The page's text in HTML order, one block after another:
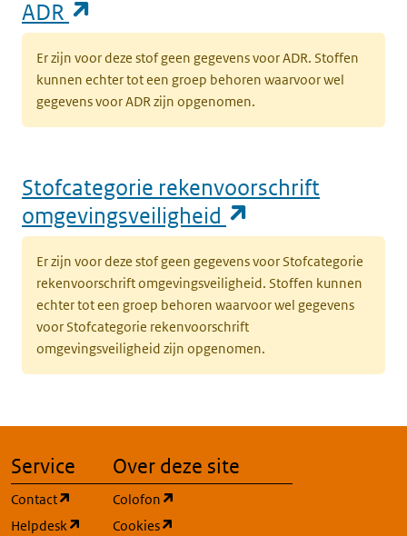
ADR
Er zijn voor deze stof geen gegevens voor ADR. Stoffen
kunnen echter tot een groep behoren waarvoor wel
gegevens voor ADR zijn opgenomen.
Stofcategorie rekenvoorschrift
omgevingsveiligheid
Er zijn voor deze stof geen gegevens voor Stofcategorie
rekenvoorschrift omgevingsveiligheid. Stoffen kunnen
echter tot een groep behoren waarvoor wel gegevens
voor Stofcategorie rekenvoorschrift
omgevingsveiligheid zijn opgenomen.
Service
Contact
(opent in een nieuw tabblad)
Helpdesk
(opent in een nieuw tabblad)
Over deze site
Colofon
Cookies